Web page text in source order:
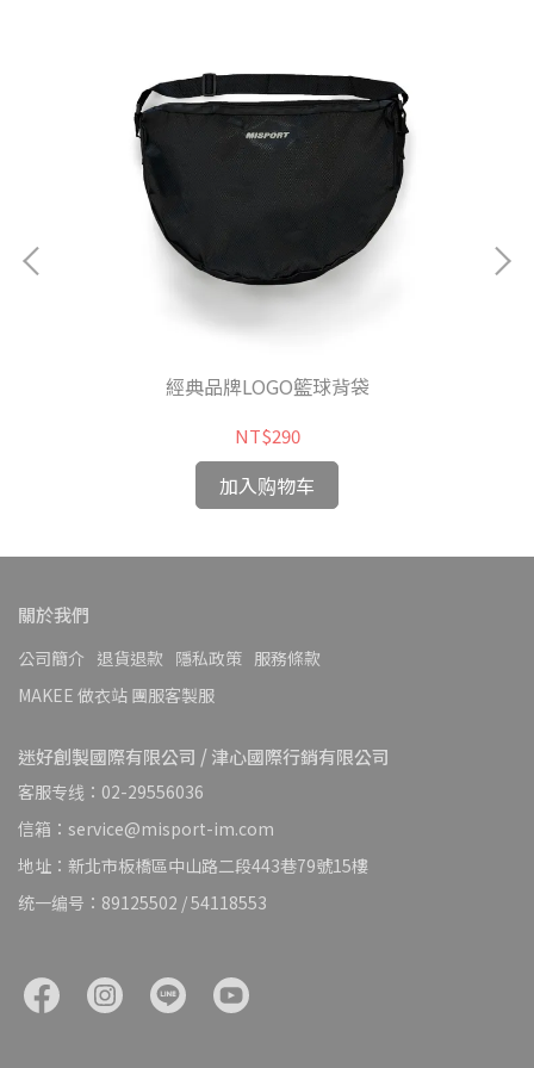
經典品牌LOGO籃球背袋
NT$290
加入购物车
關於我們
公司簡介 退貨退款 隱私政策 服務條款
MAKEE 做衣站 團服客製服
迷好創製國際有限公司 / 津心國際行銷有限公司
客服专线：02-29556036
信箱：service@misport-im.com
地址：新北市板橋區中山路二段443巷79號15樓
统一编号：89125502 / 54118553